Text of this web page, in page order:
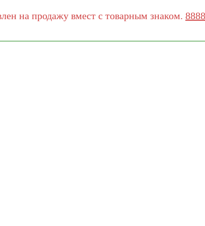
на продажу вмест с товарным знаком.